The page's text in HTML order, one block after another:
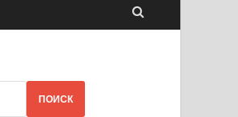
ПОИСК